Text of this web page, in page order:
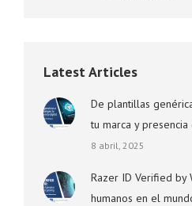
Latest Articles
De plantillas
tu marca y
8 abril, 2025
Razer ID Verified by
humanos en el